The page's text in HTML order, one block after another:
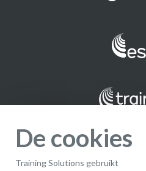
De cookies
Training Solutions gebruikt